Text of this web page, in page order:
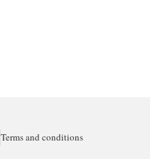
Terms and conditions